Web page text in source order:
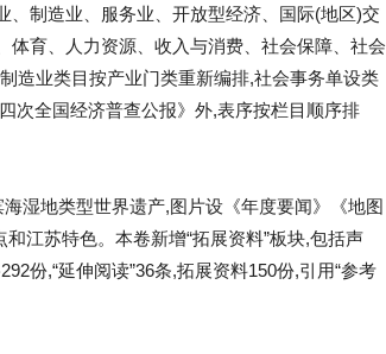
制造业、服务业、开放型经济、国际(地区)交
育、人力资源、收入与消费、社会保障、社会
造业类目按产业门类重新编排,社会事务单设类
次全国经济普查公报》外,表序按栏目顺序排
湿地类型世界遗产,图片设《年度要闻》《地图
江苏特色。本卷新增“拓展资料”板块,包括声
份,“延伸阅读”36条,拓展资料150份,引用“参考